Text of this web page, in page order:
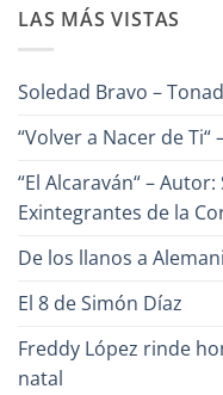
Alfredo
en
¿Conoces
el
la
LAS MÁS VISTAS
Soledad Bravo –
“Volver a Nacer de Ti“
“El Alcaraván“ –
Exintegrantes de la
De los llanos a
El 8 de Simón Díaz
Freddy López rinde
natal